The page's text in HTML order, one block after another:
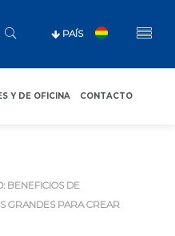
PAÍS
Y DE OFICINA CONTACTO
BENEFICIOS DE
GRANDES PARA CREAR